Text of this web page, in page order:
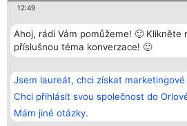
12:49
Ahoj, rádi Vám pomůžeme! 🙂 Klikněte
příslušnou téma konverzace! 🙂
Jsem laureát, chci získat
Chci přihlásit svou společnost do
Mám jiné otázky.
Bright Side Solutions sp. z o.
o. sp. k.
ul. Ruska 22
Wrocław 50-079
KRS 0000749100 | Regon
381313360 | NIP 8943132676
Vítězové
Seznam všech
laureátů
Zásady
Zásady